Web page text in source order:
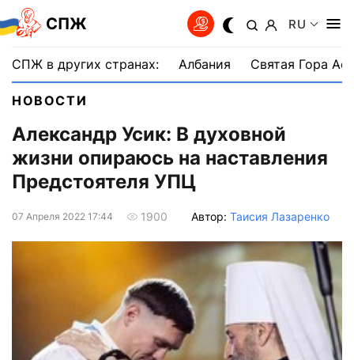
СПЖ RU
СПЖ в других странах: Албания Святая Гора
НОВОСТИ
Александр Усик: В духовной
жизни опираюсь на наставления
Предстоятеля УПЦ
07 Апреля 2022 17:44 1900 Автор: Таисия Лазаренко